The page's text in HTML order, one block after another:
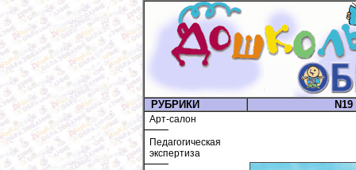
РУБРИКИ
Арт-салон
Педагогическая
экспертиза